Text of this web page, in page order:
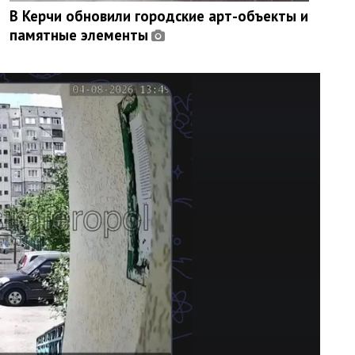
В Керчи обновили городские арт-объекты и
памятные элементы